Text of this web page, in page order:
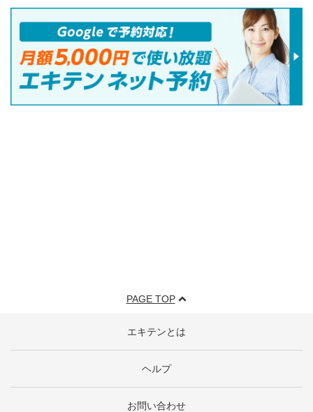
PAGE TOP
エキテンとは
ヘルプ
お問い合わせ